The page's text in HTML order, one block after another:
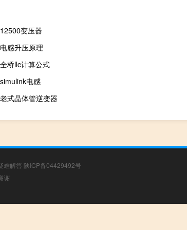
12500变压器
电感升压原理
全桥llc计算公式
simulink电感
老式晶体管逆变器
难解答 陕ICP备04429492号
谢